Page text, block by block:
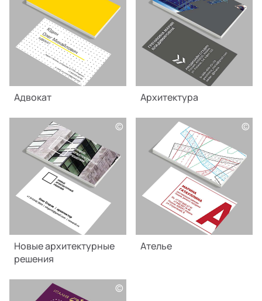
Адвокат Архитектура
©
Новые архитектурные
решения
©
Ателье
©